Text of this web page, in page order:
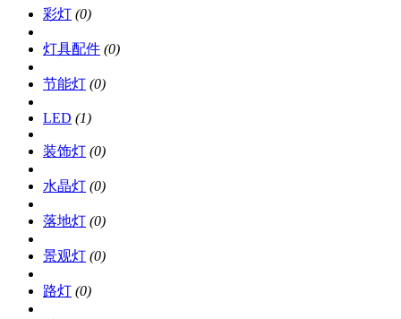
彩灯 (0)
灯具配件 (0)
节能灯 (0)
LED (1)
装饰灯 (0)
水晶灯 (0)
落地灯 (0)
景观灯 (0)
路灯 (0)